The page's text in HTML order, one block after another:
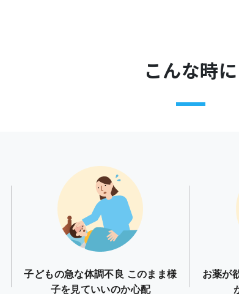
こんな時に
子どもの急な体調不良 このまま様
子を見ていいのか心配
お薬が